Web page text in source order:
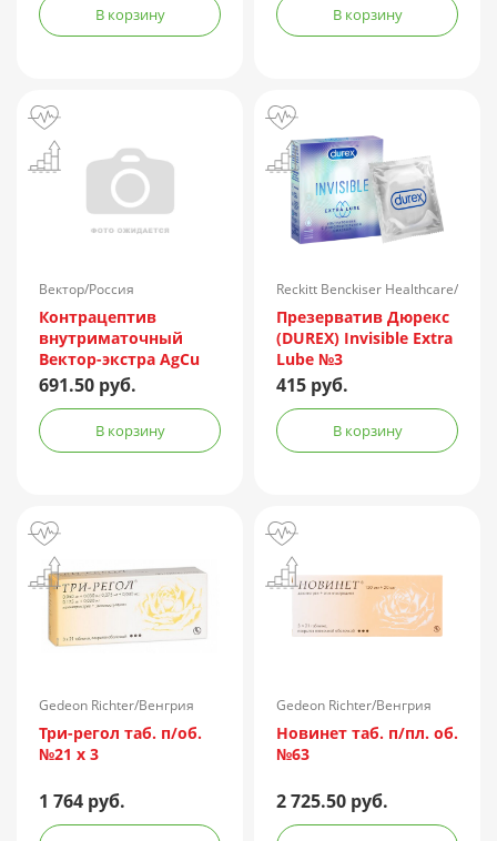
В корзину В корзину
Вектор/Россия
Контрацептив
внутриматочный
Вектор-экстра AgCu
150/250Т
691.50 руб.
В корзину
Reckitt Benckiser Healthcare/
Великобритания
Презерватив Дюрекс
(DUREX) Invisible Extra
Lube №3
415 руб.
В корзину
Gedeon Richter/Венгрия
Три-регол таб. п/об.
№21 х 3
1 764 руб.
Gedeon Richter/Венгрия
Новинет таб. п/пл. об.
№63
2 725.50 руб.